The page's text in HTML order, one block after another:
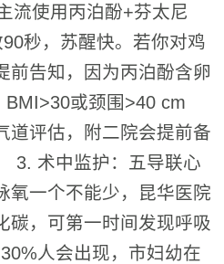
流使用丙泊酚+芬太尼
秒，苏醒快。若你对鸡
前告知，因为丙泊酚含卵
或颈围>40 cm
道评估，附二院会提前备
3. 术中监护：五导联心
氧一个不能少，昆华医院
碳，可第一时间发现呼吸
人会出现，市妇幼在